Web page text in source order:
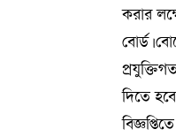
করার
বোর্ড।
দিতে